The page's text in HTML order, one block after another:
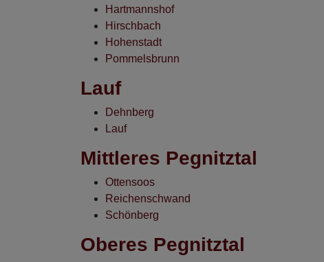
Hartmannshof
Hirschbach
Hohenstadt
Pommelsbrunn
Lauf
Dehnberg
Lauf
Mittleres Pegnitztal
Ottensoos
Reichenschwand
Schönberg
Oberes Pegnitztal